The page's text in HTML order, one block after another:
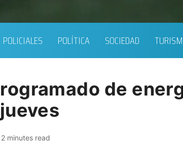
POLICIALES POLÍTICA SOCIEDAD
de
2 minutes read